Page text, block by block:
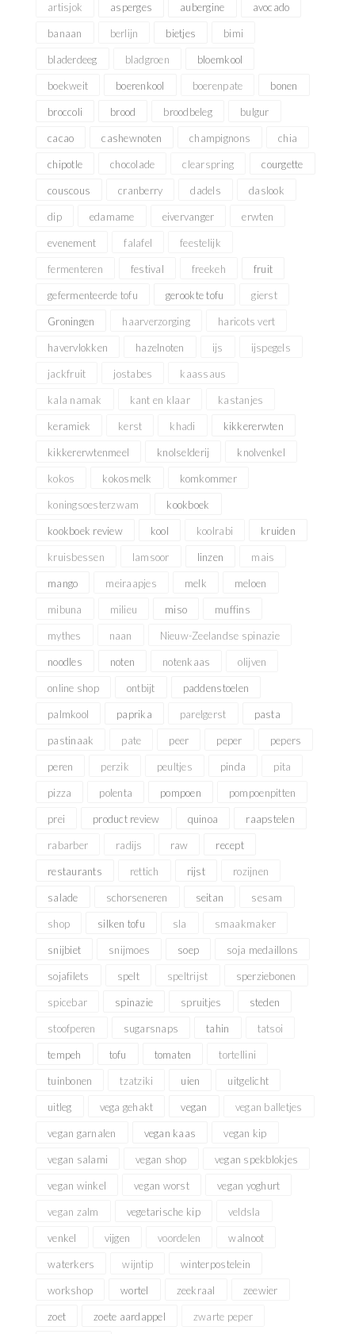
artisjok asperges aubergine avocado
banaan berlijn bietjes bimi
bladerdeeg bladgroen bloemkool
boekweit boerenkool boerenpate bonen
broccoli brood broodbeleg bulgur
cacao cashewnoten champignons chia
chipotle chocolade clearspring courgette
couscous cranberry dadels daslook
dip edamame eivervanger erwten
evenement falafel feestelijk
fermenteren festival freekeh fruit
gefermenteerde tofu gerookte tofu gierst
Groningen haarverzorging haricots vert
havervlokken hazelnoten ijs ijspegels
jackfruit jostabes kaassaus
kala namak kant en klaar kastanjes
keramiek kerst khadi kikkererwten
kikkererwtenmeel knolselderij knolvenkel
kokos kokosmelk komkommer
koningsoesterzwam kookboek
kookboek review kool koolrabi kruiden
kruisbessen lamsoor linzen mais
mango meiraapjes melk meloen
mibuna milieu miso muffins
mythes naan Nieuw-Zeelandse spinazie
noodles noten notenkaas olijven
online shop ontbijt paddenstoelen
palmkool paprika parelgerst pasta
pastinaak pate peer peper pepers
peren perzik peultjes pinda pita
pizza polenta pompoen pompoenpitten
prei product review quinoa raapstelen
rabarber radijs raw recept
restaurants rettich rijst rozijnen
salade schorseneren seitan sesam
shop silken tofu sla smaakmaker
snijbiet snijmoes soep soja medaillons
sojafilets spelt speltrijst sperziebonen
spicebar spinazie spruitjes steden
stoofperen sugarsnaps tahin tatsoi
tempeh tofu tomaten tortellini
tuinbonen tzatziki uien uitgelicht
uitleg vega gehakt vegan vegan balletjes
vegan garnalen vegan kaas vegan kip
vegan salami vegan shop vegan spekblokjes
vegan winkel vegan worst vegan yoghurt
vegan zalm vegetarische kip veldsla
venkel vijgen voordelen walnoot
waterkers wijntip winterpostelein
workshop wortel zeekraal zeewier
zoet zoete aardappel zwarte peper